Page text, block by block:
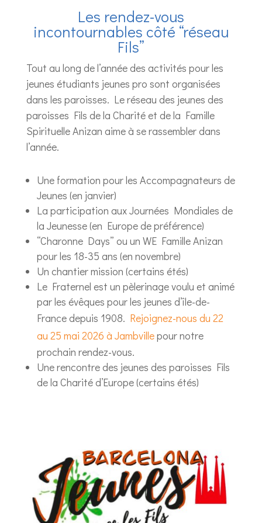
Les rendez-vous
incontournables côté “réseau
Fils”
Tout au long de l’année des activités pour les
jeunes étudiants jeunes pro sont organisées
dans les paroisses. Le réseau des jeunes des
paroisses Fils de la Charité et de la Famille
Spirituelle Anizan aime à se rassembler dans
l’année.
Une formation pour les Accompagnateurs de
Jeunes (en janvier)
La participation aux Journées Mondiales de
la Jeunesse (en Europe de préférence)
“Charonne Days” ou un WE Famille Anizan
pour les 18-35 ans (en novembre)
Un chantier mission (certains étés)
Le Fraternel est un pèlerinage voulu et animé
par les évêques pour les jeunes d’île-de-
France depuis 1908. Rejoignez-nous du 22
au 25 mai 2026 à Jambvillepour notre
prochain rendez-vous.
Une rencontre des jeunes des paroisses Fils
de la Charité d’Europe (certains étés)